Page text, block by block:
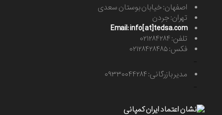
اصفهان: خیابان بوستان سعدی
تهران: جردن
Email: info[at]tedsa.com
تلفن: ۰۲۱۲۸۴۲۸۴
فکس: ۰۲۱۲۸۴۲۸۴۸۵
مدیر بازرگانی: ۰۹۳۳۰۰۴۴۲۸۴